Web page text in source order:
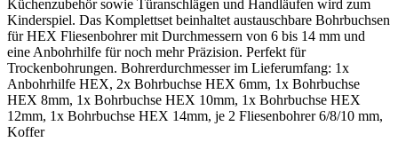
Küchenzubehör sowie Türanschlägen und Handläufen wird zum
Kinderspiel. Das Komplettset beinhaltet austauschbare Bohrbuchsen
für HEX Fliesenbohrer mit Durchmessern von 6 bis 14 mm und
eine Anbohrhilfe für noch mehr Präzision. Perfekt für
Trockenbohrungen. Bohrerdurchmesser im Lieferumfang: 1x
Anbohrhilfe HEX, 2x Bohrbuchse HEX 6mm, 1x Bohrbuchse
HEX 8mm, 1x Bohrbuchse HEX 10mm, 1x Bohrbuchse HEX
12mm, 1x Bohrbuchse HEX 14mm, je 2 Fliesenbohrer 6/8/10 mm,
Koffer